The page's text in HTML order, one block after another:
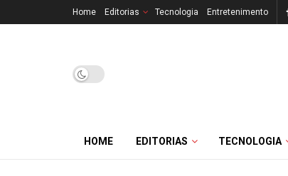
Home Editorias Tecnologia Entretenimento
HOME EDITORIAS TECNOLOGIA